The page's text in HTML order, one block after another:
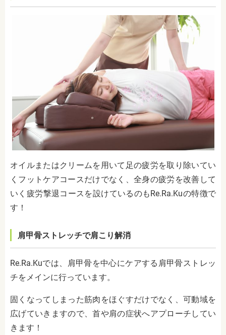
オイルまたはクリームを用いて足の疲労を取り除いてい
くフットケアコースだけでなく、全身の疲労を改善して
いく疲労撃退コースを設けているのもRe.Ra.Kuの特徴で
す！
肩甲骨ストレッチで肩こり解消
Re.Ra.Kuでは、肩甲骨を中心にケアする肩甲骨ストレッ
チをメインに行っています。
固くなってしまった筋肉をほぐすだけでなく、可動域を
広げていきますので、首や肩の症状へアプローチしてい
きます！